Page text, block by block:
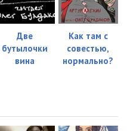
Две
бутылочки
вина
Как там с
совестью,
нормально?